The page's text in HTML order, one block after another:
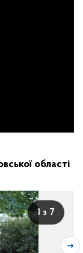
області
1 з 7